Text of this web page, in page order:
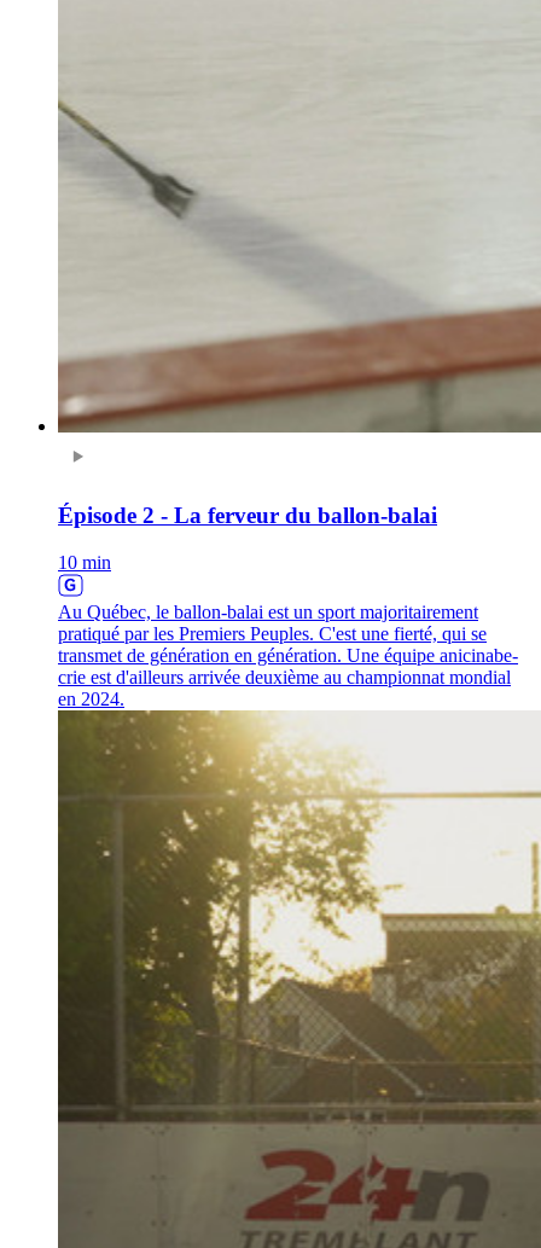
Épisode 2 - La ferveur du ballon-balai
10 min
Au Québec, le ballon-balai est un sport majoritairement
pratiqué par les Premiers Peuples. C'est une fierté, qui se
transmet de génération en génération. Une équipe anicinabe-
crie est d'ailleurs arrivée deuxième au championnat mondial
en 2024.